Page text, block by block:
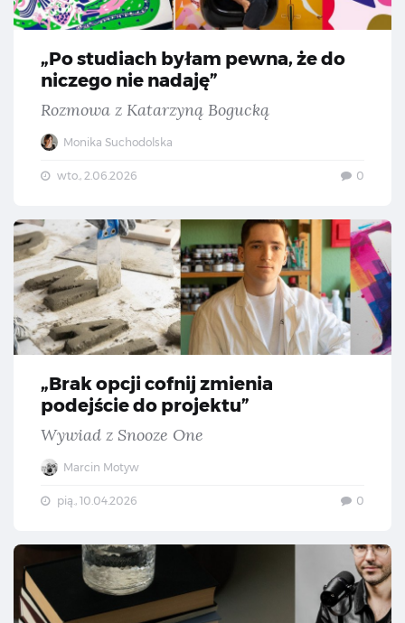
„Po studiach byłam pewna, że do
niczego nie nadaję”
Rozmowa z Katarzyną Bogucką
Monika Suchodolska
wto., 2.06.2026 0
„Brak opcji cofnij zmienia
podejście do projektu”
Wywiad z Snooze One
Marcin Motyw
pią., 10.04.2026 0